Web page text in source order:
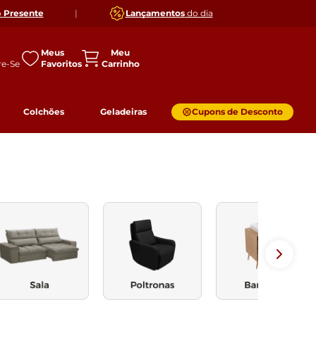
Presente | Lançamentosdo dia
Meus
Favoritos
Colchões Geladeiras Cupons de Desconto